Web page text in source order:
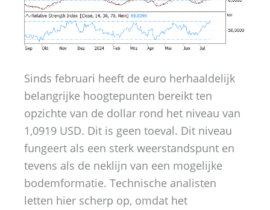
Sinds februari heeft de euro herhaaldelijk
belangrijke hoogtepunten bereikt ten
opzichte van de dollar rond het niveau van
1,0919 USD. Dit is geen toeval. Dit niveau
fungeert als een sterk weerstandspunt en
tevens als de neklijn van een mogelijke
bodemformatie. Technische analisten
letten hier scherp op, omdat het